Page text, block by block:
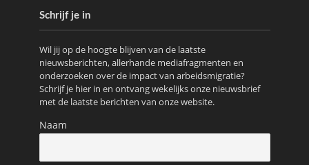
Schrijf je in
Wil jij op de hoogte blijven van de laatste
nieuwsberichten, allerhande mediafragmenten en
onderzoeken over de impact van arbeidsmigratie?
Schrijf je hier in en ontvang wekelijks onze nieuwsbrief
met de laatste berichten van onze website.
Naam